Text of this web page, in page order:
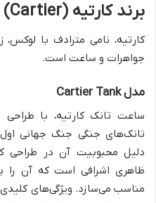
برند کارتیه (Cartier)
کارتیه، نامی مترادف با
جواهرات و ساعت است.
مدل Cartier Tank
ساعت تانک کارتیه، با
تانک‌های جنگی جنگ جهانی
دلیل محبوبیت آن در طراحی
ظاهری اشرافی است که آن را
مناسب می‌سازد. ویژگی‌های